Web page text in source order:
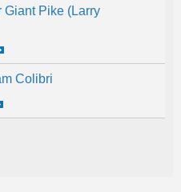
Giant Pike (Larry
Colibri